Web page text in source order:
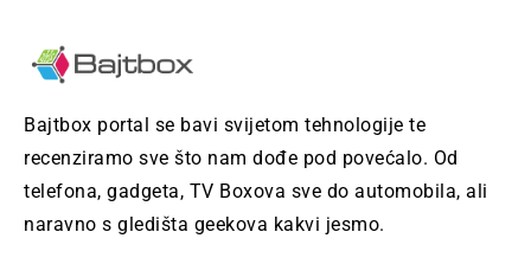
Bajtbox portal se bavi svijetom tehnologije te
recenziramo sve što nam dođe pod povećalo. Od
telefona, gadgeta, TV Boxova sve do automobila, ali
naravno s gledišta geekova kakvi jesmo.